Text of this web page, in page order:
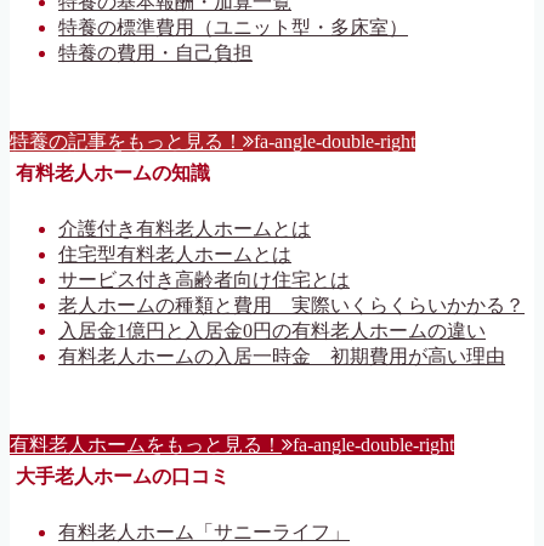
特養の標準費用（ユニット型・多床室）
特養の費用・自己負担
特養の記事をもっと見る！ fa-angle-double-right
有料老人ホームの知識
介護付き有料老人ホームとは
住宅型有料老人ホームとは
サービス付き高齢者向け住宅とは
老人ホームの種類と費用 実際いくらくらいかかる？
入居金1億円と入居金0円の有料老人ホームの違い
有料老人ホームの入居一時金 初期費用が高い理由
有料老人ホームをもっと見る！ fa-angle-double-right
大手老人ホームの口コミ
有料老人ホーム「サニーライフ」